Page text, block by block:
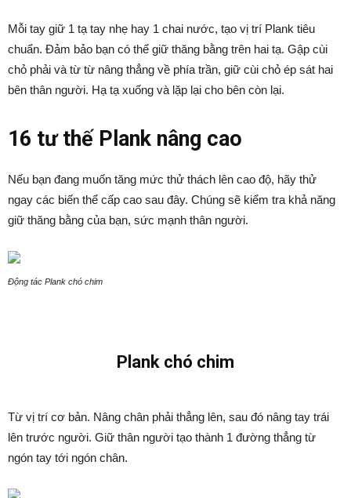
Mỗi tay giữ 1 tạ tay nhẹ hay 1 chai nước, tạo vị trí Plank tiêu
chuẩn. Đảm bảo bạn có thể giữ thăng bằng trên hai tạ. Gập cùi
chỏ phải và từ từ nâng thẳng về phía trần, giữ cùi chỏ ép sát hai
bên thân người. Hạ tạ xuống và lặp lại cho bên còn lại.
16 tư thế Plank nâng cao
Nếu bạn đang muốn tăng mức thử thách lên cao độ, hãy thử
ngay các biến thể cấp cao sau đây. Chúng sẽ kiểm tra khả năng
giữ thăng bằng của bạn, sức mạnh thân người.
Động tác Plank chó chim
Plank chó chim
Từ vị trí cơ bản. Nâng chân phải thẳng lên, sau đó nâng tay trái
lên trước người. Giữ thân người tạo thành 1 đường thẳng từ
ngón tay tới ngón chân.